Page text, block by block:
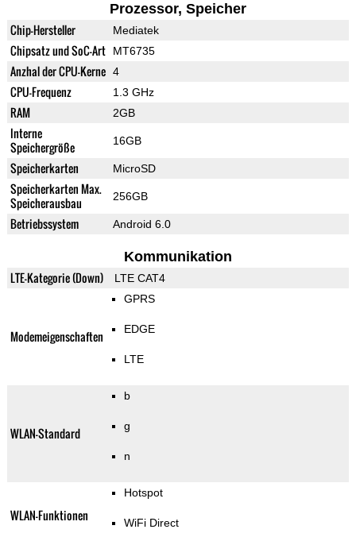
Prozessor, Speicher
Chip-Hersteller Mediatek
Chipsatz und SoC-Art MT6735
Anzhal der CPU-Kerne 4
CPU-Frequenz 1.3 GHz
RAM 2GB
Interne
Speichergröße
16GB
Speicherkarten MicroSD
Speicherkarten Max.
Speicherausbau
256GB
Betriebssystem Android 6.0
Kommunikation
LTE-Kategorie (Down) LTE CAT4
Modemeigenschaften
GPRS
EDGE
LTE
WLAN-Standard
b
g
n
WLAN-Funktionen
Hotspot
WiFi Direct